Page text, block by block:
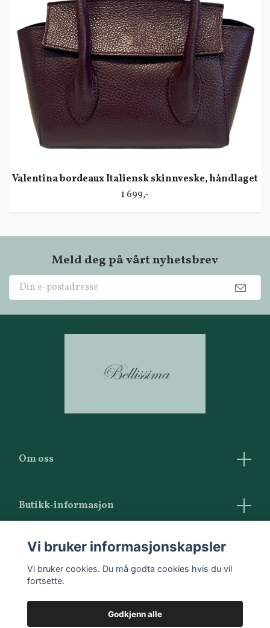
Valentina bordeaux Italiensk skinnveske, håndlaget
1 699,-
Meld deg på vårt nyhetsbrev
Om oss
Butikk-informasjon
Vilkår og betingelser
Kontakt oss
Vi bruker informasjonskapsler
Vi bruker cookies. Du må godta cookies hvis du vil
fortsette.
Godkjenn alle